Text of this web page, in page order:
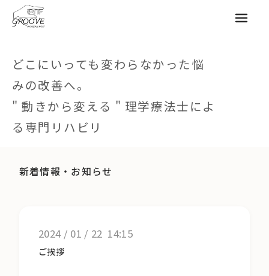
どこにいっても変わらなかった悩
みの改善へ。
" 動きから変える " 理学療法士によ
る専門リハビリ
メニュ
新着情報・お知らせ
2024 / 01 / 22 14:15
ご挨拶